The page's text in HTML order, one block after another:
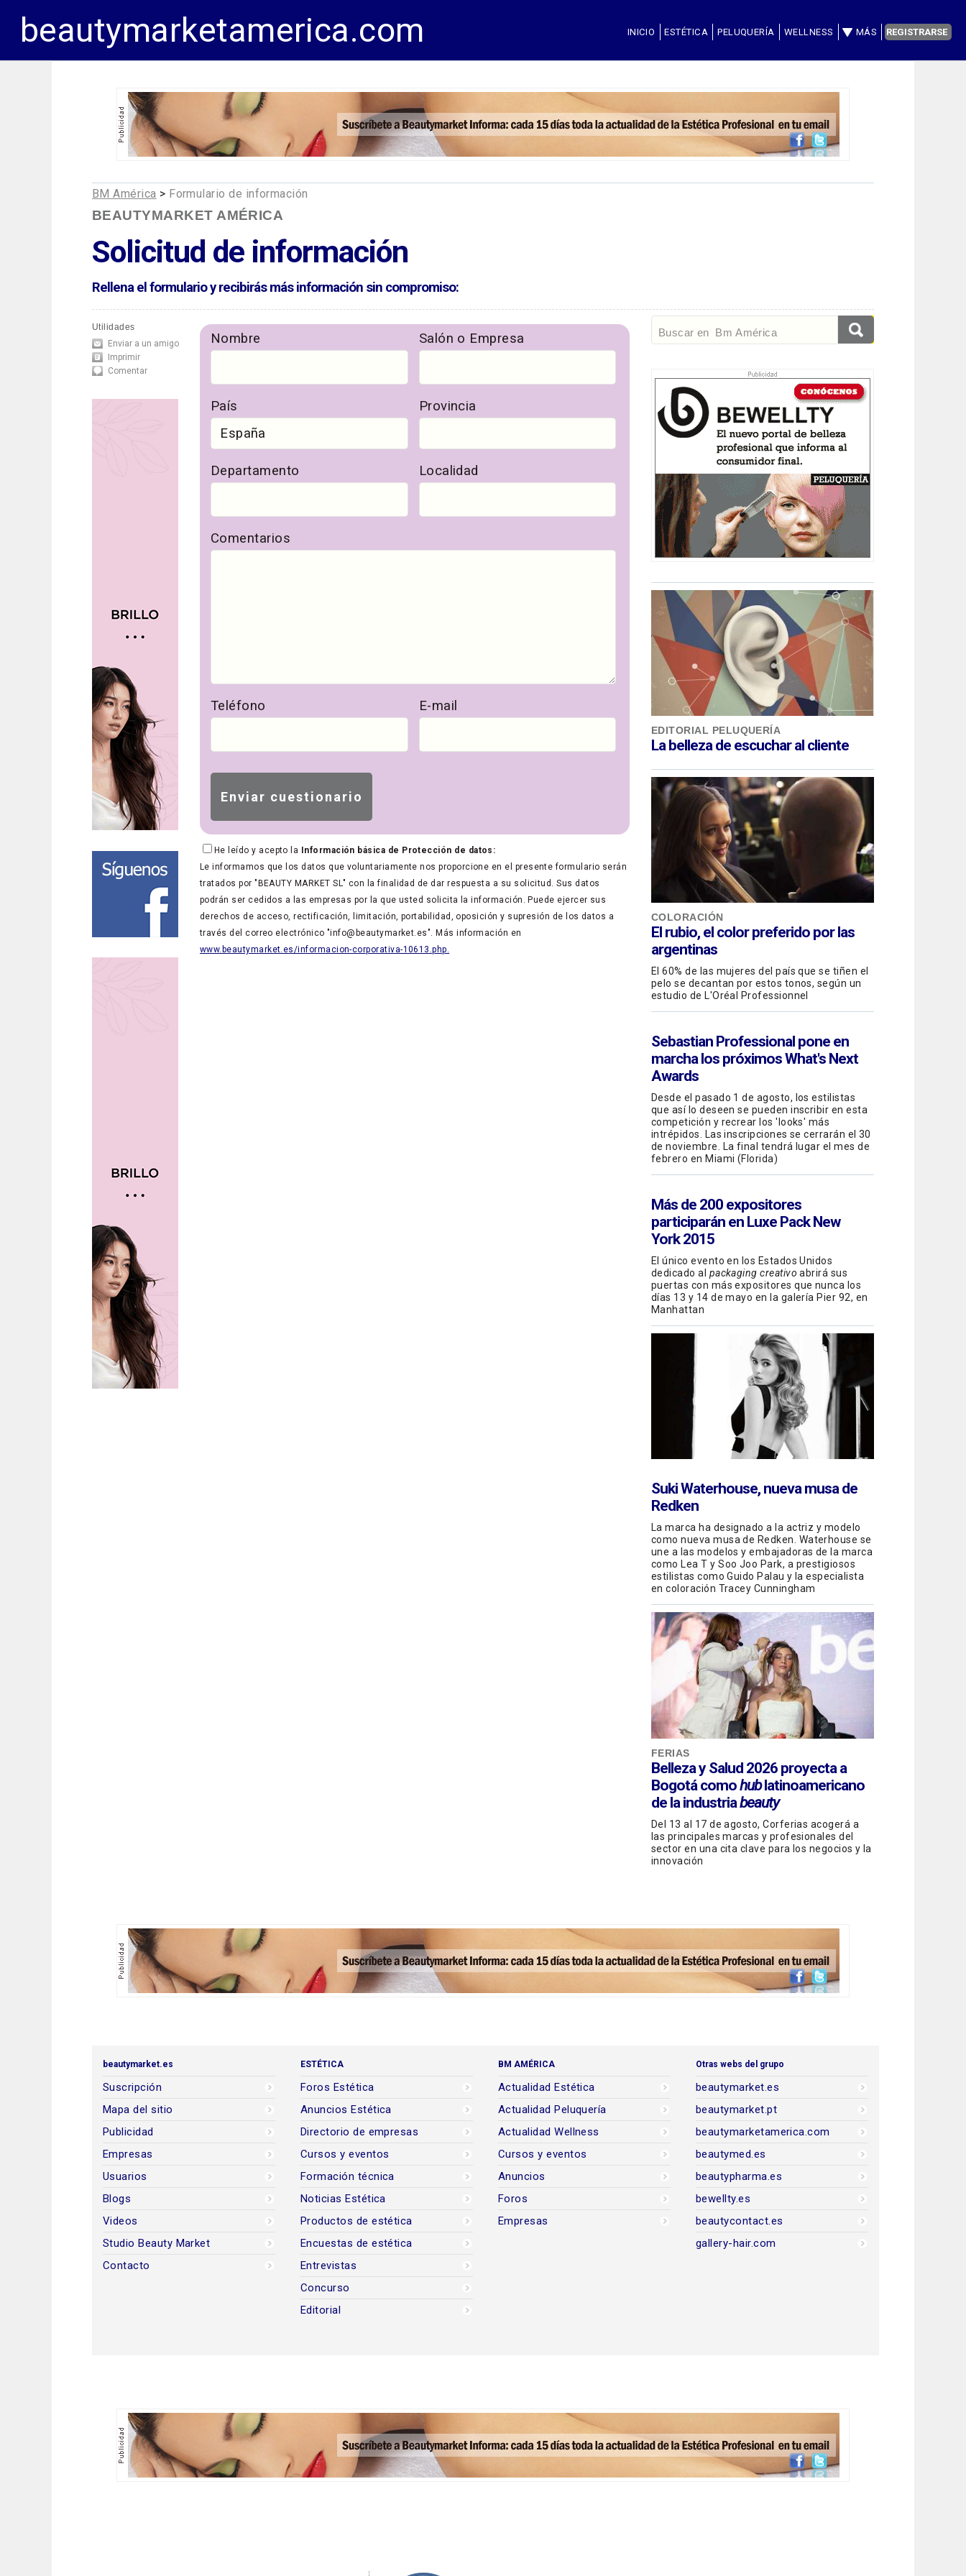
beautymarketamerica.com INICIO ESTÉTICA PELUQUERÍA WELLNESS MÁS REGISTRARSE
BM América > Formulario de información
BEAUTYMARKET AMÉRICA
Solicitud de información
Rellena el formulario y recibirás más información sin compromiso:
Utilidades
Enviar a un amigo
Imprimir
Comentar
EDITORIAL PELUQUERÍA
La belleza de escuchar al cliente
COLORACIÓN
El rubio, el color preferido por las
argentinas
El 60% de las mujeres del país que se tiñen el
pelo se decantan por estos tonos, según un
estudio de L'Oréal Professionnel
Sebastian Professional pone en
marcha los próximos What's Next
Awards
Desde el pasado 1 de agosto, los estilistas
que así lo deseen se pueden inscribir en esta
competición y recrear los 'looks' más
intrépidos. Las inscripciones se cerrarán el 30
de noviembre. La final tendrá lugar el mes de
febrero en Miami (Florida)
Más de 200 expositores
participarán en Luxe Pack New
York 2015
El único evento en los Estados Unidos
dedicado al packaging creativo abrirá sus
puertas con más expositores que nunca los
días 13 y 14 de mayo en la galería Pier 92, en
Manhattan
Suki Waterhouse, nueva musa de
Redken
La marca ha designado a la actriz y modelo
como nueva musa de Redken. Waterhouse se
une a las modelos y embajadoras de la marca
como Lea T y Soo Joo Park, a prestigiosos
estilistas como Guido Palau y la especialista
en coloración Tracey Cunningham
FERIAS
Belleza y Salud 2026 proyecta a
Bogotá comohublatinoamericano
de la industriabeauty
Del 13 al 17 de agosto, Corferias acogerá a
las principales marcas y profesionales del
sector en una cita clave para los negocios y la
innovación
Nombre Salón o Empresa
País Provincia
Departamento Localidad
Comentarios
Teléfono E-mail
He leído y acepto la Información básica de Protección de datos:
Le informamos que los datos que voluntariamente nos proporcione en el presente formulario serán
tratados por "BEAUTY MARKET SL" con la finalidad de dar respuesta a su solicitud. Sus datos
podrán ser cedidos a las empresas por la que usted solicita la información. Puede ejercer sus
derechos de acceso, rectificación, limitación, portabilidad, oposición y supresión de los datos a
través del correo electrónico "info@beautymarket.es". Más información en
www.beautymarket.es/informacion-corporativa-10613.php.
beautymarket.es
Suscripción
Mapa del sitio
Publicidad
Empresas
Usuarios
Blogs
Videos
Studio Beauty Market
Contacto
ESTÉTICA
Foros Estética
Anuncios Estética
Directorio de empresas
Cursos y eventos
Formación técnica
Noticias Estética
Productos de estética
Encuestas de estética
Entrevistas
Concurso
Editorial
BM AMÉRICA
Actualidad Estética
Actualidad Peluquería
Actualidad Wellness
Cursos y eventos
Anuncios
Foros
Empresas
Otras webs del grupo
beautymarket.es
beautymarket.pt
beautymarketamerica.com
beautymed.es
beautypharma.es
bewellty.es
beautycontact.es
gallery-hair.com